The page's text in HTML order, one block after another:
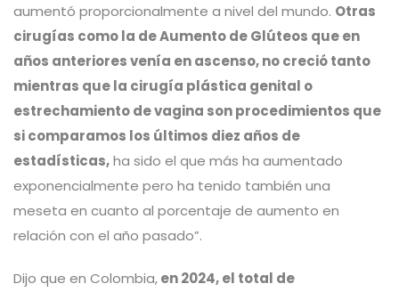
aumentó proporcionalmente a nivel del mundo. Otras
cirugías como la de Aumento de Glúteos que en
años anteriores venía en ascenso, no creció tanto
mientras que la cirugía plástica genital o
estrechamiento de vagina son procedimientos que
si comparamos los últimos diez años de
estadísticas,ha sido el que más ha aumentado
exponencialmente pero ha tenido también una
meseta en cuanto al porcentaje de aumento en
relación con el año pasado”.
Dijo que en Colombia,en 2024, el total de